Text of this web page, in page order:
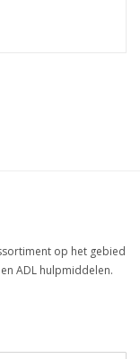
op het gebied
ADL hulpmiddelen.